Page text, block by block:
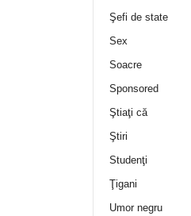
Şefi de state
Sex
Soacre
Sponsored
Ştiaţi că
Ştiri
Studenţi
Ţigani
Umor negru